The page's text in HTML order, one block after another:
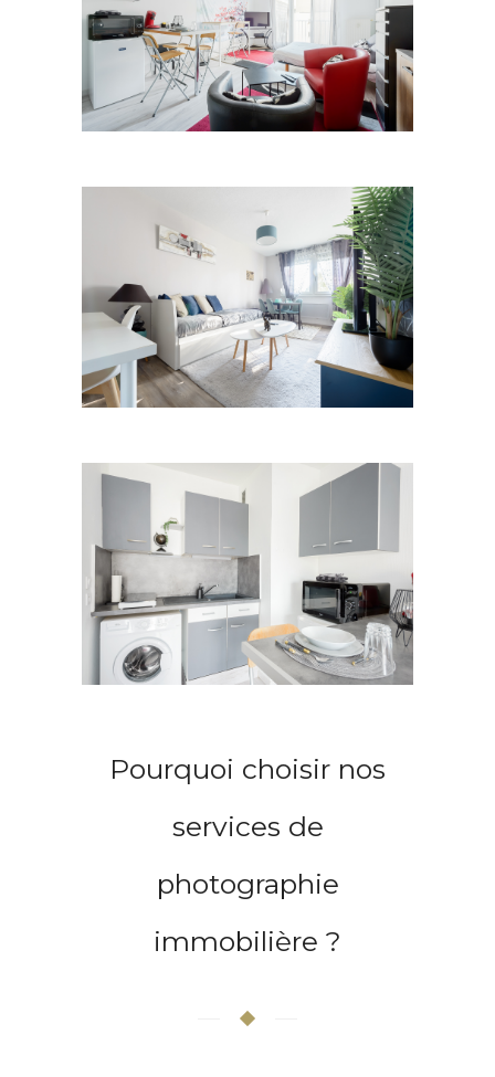
Pourquoi choisir nos
services de
photographie
immobilière ?